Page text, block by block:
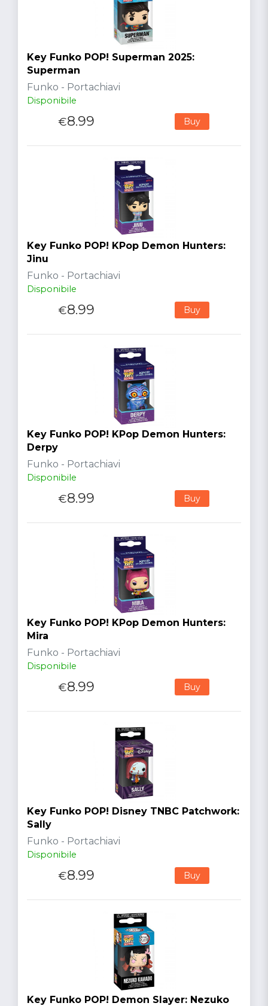
Key Funko POP! Superman 2025:
Superman
Funko - Portachiavi
Disponibile
€8.99 Buy
Key Funko POP! KPop Demon Hunters:
Jinu
Funko - Portachiavi
Disponibile
€8.99 Buy
Key Funko POP! KPop Demon Hunters:
Derpy
Funko - Portachiavi
Disponibile
€8.99 Buy
Key Funko POP! KPop Demon Hunters:
Mira
Funko - Portachiavi
Disponibile
€8.99 Buy
Key Funko POP! Disney TNBC Patchwork:
Sally
Funko - Portachiavi
Disponibile
€8.99 Buy
Key Funko POP! Demon Slayer: Nezuko